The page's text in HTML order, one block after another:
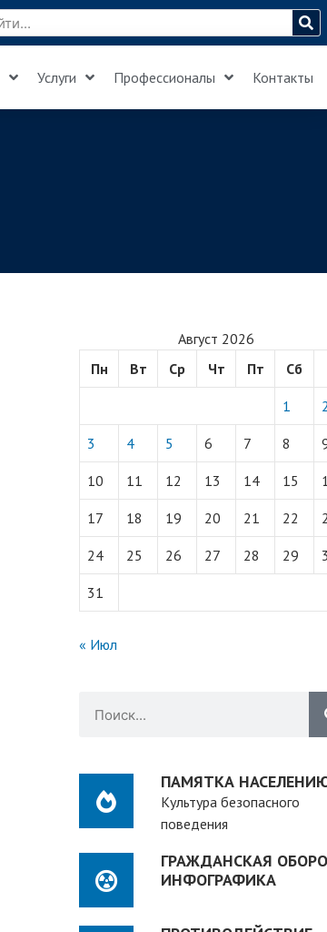
Услуги Профессионалы Контакты
Август 2026
Пн
Вт Ср Чт Пт Сб
1
3 4 5 6 7 8
10 11 12 13 14 15
17 18 19 20 21 22
24 25 26 27 28 29
31
« Июл
ПАМЯТКА
Культура безопасного
поведения
ГРАЖДАНСКАЯ
ИНФОГРАФИКА